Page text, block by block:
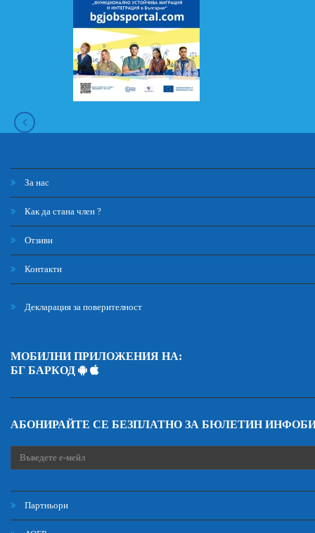
За нас
Как да стана член ?
Отзиви
Контакти
Декларация за поверителност
МОБИЛНИ ПРИЛОЖЕНИЯ НА:
БГ БАРКОД
АБОНИРАЙТЕ СЕ БЕЗПЛАТНО ЗА БЮЛЕТИН
Партньори